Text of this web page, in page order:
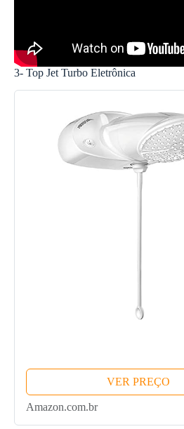
3- Top Jet Turbo Eletrônica
VER PREÇO
Amazon.com.br